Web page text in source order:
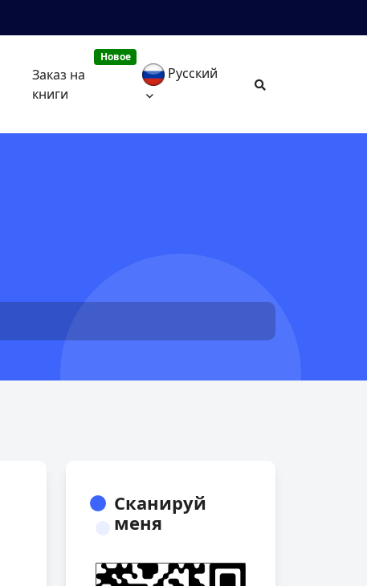
Заказ на
книги
Новое
Русский
Сканируй
меня